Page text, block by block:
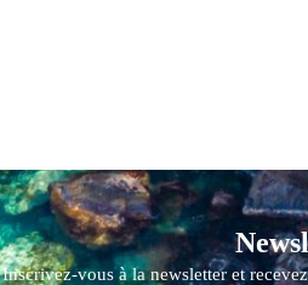
Inscrivez-vous à la newsletter et